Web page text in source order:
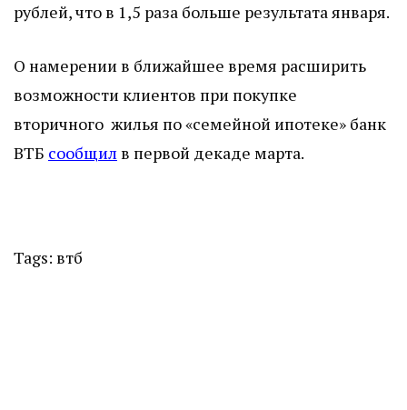
рублей, что в 1,5 раза больше результата января.
О намерении в ближайшее время расширить
возможности клиентов при покупке
вторичного жилья по «семейной ипотеке» банк
ВТБ сообщил в первой декаде марта.
Tags: втб